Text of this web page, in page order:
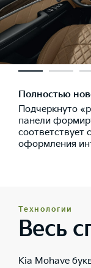
Полностью
Подчеркнуто
панели
оформления
Технологии
Весь
Kia Mohave